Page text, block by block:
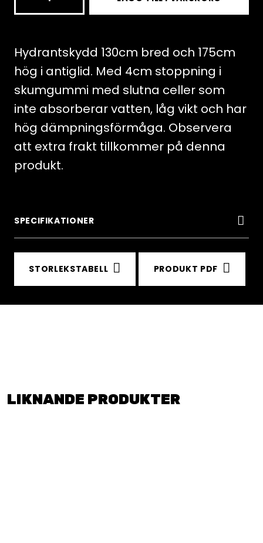
with
4cm
close
cell
foam
mängd
Hydrantskydd 130cm bred och 175cm
hög i antiglid. Med 4cm stoppning i
skumgummi med slutna celler som
inte absorberar vatten, låg vikt och har
hög dämpningsförmåga. Observera
att extra frakt tillkommer på denna
produkt.
SPECIFIKATIONER
STORLEKSTABELL PRODUKT PDF
LIKNANDE PRODUKTER